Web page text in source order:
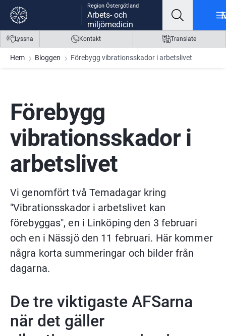
Gå till innehåll
Gå till meny
Gå till sidfot
Region Östergötland
Arbets- och
miljömedicin
Lyssna Kontakt Translate
Hem Bloggen Förebygg vibrationsskador i arbetslivet
Förebygg
vibrationsskador i
arbetslivet
Vi genomfört två Temadagar kring
"Vibrationsskador i arbetslivet kan
förebyggas", en i Linköping den 3 februari
och en i Nässjö den 11 februari. Här kommer
några korta summeringar och bilder från
dagarna.
De tre viktigaste AFSarna
när det gäller